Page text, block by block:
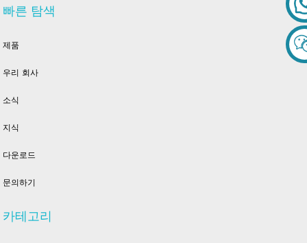
빠른 탐색
제품
우리 회사
소식
지식
다운로드
문의하기
카테고리